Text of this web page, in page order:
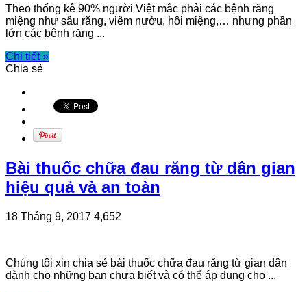
Theo thống kê 90% người Việt mắc phải các bệnh răng
miệng như sâu răng, viêm nướu, hôi miệng,… nhưng phần
lớn các bệnh răng ...
Chi tiết »
Chia sẻ
Bài thuốc chữa đau răng từ dân gian
hiệu quả và an toàn
18 Tháng 9, 2017 4,652
Chúng tôi xin chia sẻ bài thuốc chữa đau răng từ gian dân
dành cho những bạn chưa biết và có thể áp dụng cho ...